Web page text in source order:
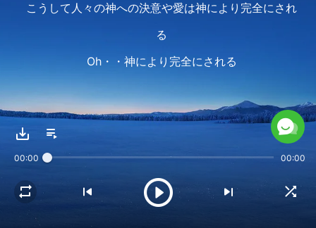
こうして人々の神への決意や愛は神により完全にされ
る
Oh・・神により完全にされる
真理を探し求め神を慕う者にとって鍛錬は意義深く
事実と真理を比べることによって
00:00 00:00